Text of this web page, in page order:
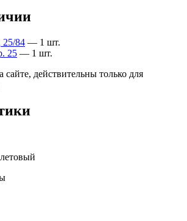
25/84 — 1 шт.
25 — 1 шт.
действительны только для